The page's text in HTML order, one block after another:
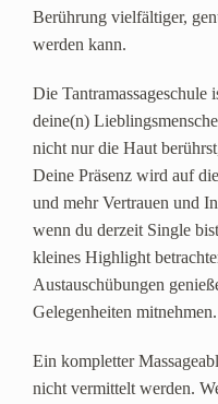
Berührung vielfältiger,
werden kann.
Die Tantramassageschule
deine(n)
nicht nur die Haut
Deine Präsenz wird auf
und mehr Vertrauen und
wenn du derzeit Single
kleines Highlight
Austauschübungen
Gelegenheiten mitnehmen.
Ein kompletter
nicht vermittelt werden.